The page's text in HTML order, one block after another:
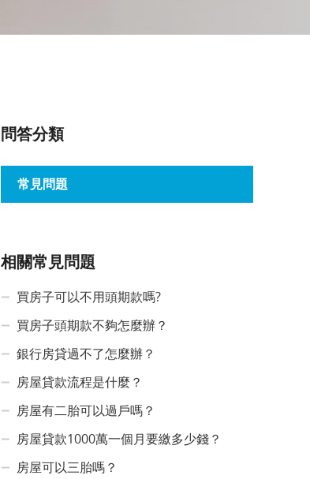
問答分類
常見問題
相關常見問題
買房子可以不用頭期款嗎?
買房子頭期款不夠怎麼辦？
銀行房貸過不了怎麼辦？
房屋貸款流程是什麼？
房屋有二胎可以過戶嗎？
房屋貸款1000萬一個月要繳多少錢？
房屋可以三胎嗎？